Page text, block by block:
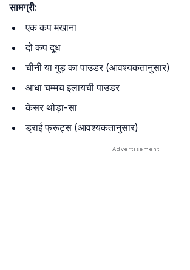
सामग्री:
एक कप मखाना
दो कप दूध
चीनी या गुड़ का पाउडर (आवश्यकतानुसार)
आधा चम्मच इलायची पाउडर
केसर थोड़ा-सा
ड्राई फ्रूट्स (आवश्यकतानुसार)